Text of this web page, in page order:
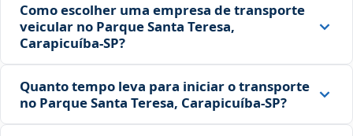
Como escolher uma empresa de transporte
veicular no Parque Santa Teresa,
Carapicuíba‑SP?
Quanto tempo leva para iniciar o transporte
no Parque Santa Teresa, Carapicuíba‑SP?